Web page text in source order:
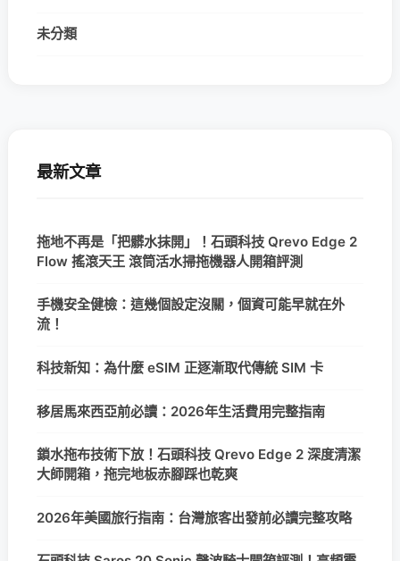
未分類
最新文章
拖地不再是「把髒水抹開」！石頭科技 Qrevo Edge 2
Flow 搖滾天王 滾筒活水掃拖機器人開箱評測
手機安全健檢：這幾個設定沒關，個資可能早就在外
流！
科技新知：為什麼 eSIM 正逐漸取代傳統 SIM 卡
移居馬來西亞前必讀：2026年生活費用完整指南
鎖水拖布技術下放！石頭科技 Qrevo Edge 2 深度清潔
大師開箱，拖完地板赤腳踩也乾爽
2026年美國旅行指南：台灣旅客出發前必讀完整攻略